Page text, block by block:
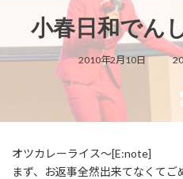
プ
動
小春日和でん
2010年2月10日
最
終
日
時
オツカレーライス～[E:note]
まず、お返事全然出来てなくてご